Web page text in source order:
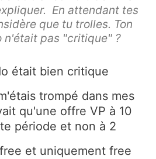
En attendant tes
que tu trolles. Ton
n'était pas "critique" ?
était bien critique
trompé dans mes
qu'une offre VP à 10
période et non à 2
et uniquement free